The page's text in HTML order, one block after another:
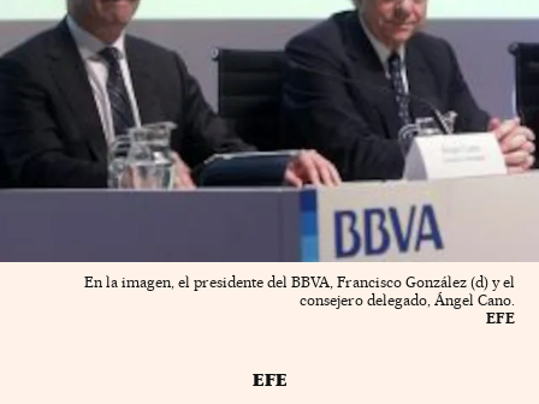
En la imagen, el presidente del BBVA, Francisco González (d) y el
consejero delegado, Ángel Cano.
EFE
EFE